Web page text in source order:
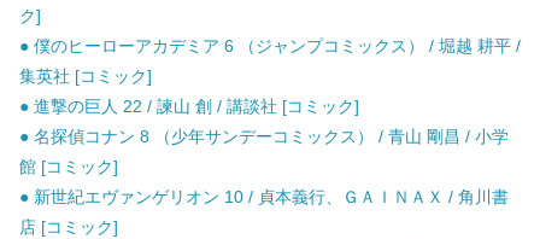
ク]
● 僕のヒーローアカデミア 6 （ジャンプコミックス） / 堀越 耕平 /
集英社 [コミック]
● 進撃の巨人 22 / 諫山 創 / 講談社 [コミック]
● 名探偵コナン 8 （少年サンデーコミックス） / 青山 剛昌 / 小学
館 [コミック]
● 新世紀エヴァンゲリオン 10 / 貞本義行、ＧＡＩＮＡＸ / 角川書
店 [コミック]